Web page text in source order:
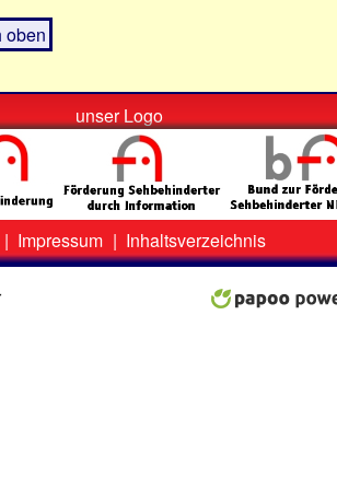
oben
unser Logo
| Impressum | Inhaltsverzeichnis